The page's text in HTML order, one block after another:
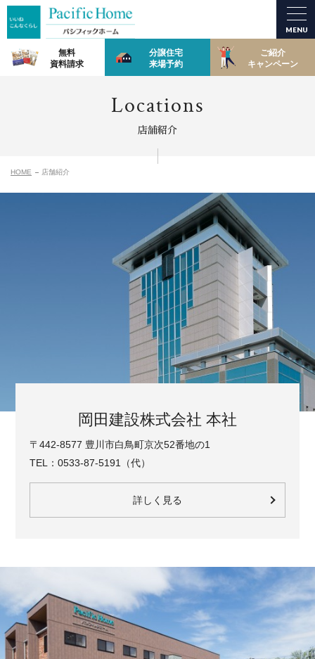
無料
資料請求
分譲住宅
来場予約
ご紹介
キャンペーン
MENU
Locations
店舗紹介
HOME 店舗紹介
岡田建設株式会社 本社
〒442-8577 豊川市白鳥町京次52番地の1
TEL：0533-87-5191（代）
詳しく見る